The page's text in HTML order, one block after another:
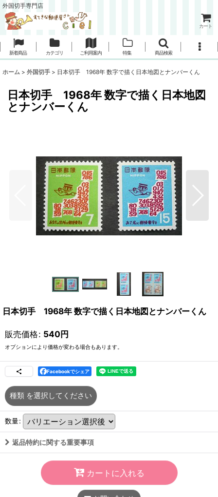
外国切手専門店
カート
新着商品 カテゴリ ご利用案内 特集 商品検索
ホーム > 外国切手 > 日本切手 1968年 数字で描く日本地図とナンバーくん
日本切手 1968年 数字で描く日本地図
とナンバーくん
日本切手 1968年 数字で描く日本地図とナンバーくん
販売価格: 540円
オプションにより価格が変わる場合もあります。
Facebookでシェア
種類 を選択してください
数量:
返品特約に関する重要事項
カートに入れる